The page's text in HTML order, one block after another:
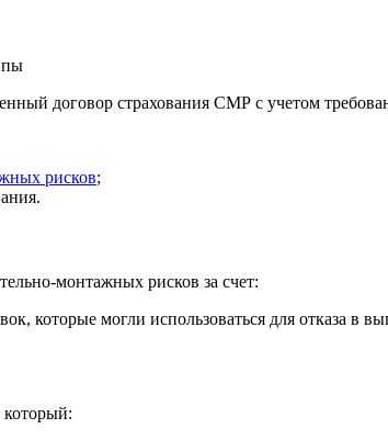
договор страхования СМР с учетом
рисков;
рисков за счет:
которые могли использоваться для отказа в
который: